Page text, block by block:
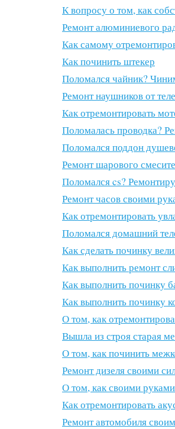
К вопросу о том, как
Ремонт алюминиевого
Как самому
Как починить штекер
Поломался чайник?
Ремонт наушников от
Как отремонтировать
Поломалась проводка?
Поломался поддон
Ремонт шарового
Поломался cs?
Ремонт часов своими
Как отремонтировать
Поломался домашний
Как сделать починку
Как выполнить ремонт
Как выполнить починку
Как выполнить починку
О том, как
Вышла из строя старая
О том, как починить
Ремонт дизеля своими
О том, как своими
Как отремонтировать
Ремонт автомобиля